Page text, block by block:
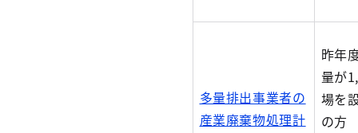
多量排出事業者の
産業廃棄物処理計
昨年
量が
場を
の方